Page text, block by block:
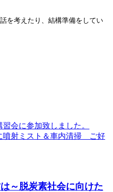
を考えたり、結構準備をしてい
会に参加致しました。
噴射ミスト＆車内清掃 ご好
～脱炭素社会に向けた